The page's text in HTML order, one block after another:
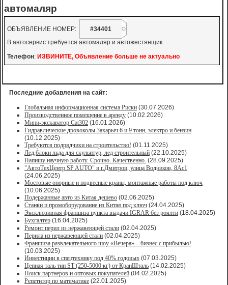
автомаляр
ОБЪЯВЛЕНИЕ НОМЕР:
#34401
В автосервис требуется автомаляр и автожестянщик
Телефон: ИЗВИНИТЕ, Объявление больше не актуально
Последние добавления на сайт:
Глобальная информационная система Риски (30.07.2026)
Производственное помещение в аренду (10.02.2026)
Мини-экскаватор Cat302 (16.01.2026)
Гидравлические дровоколы Захарыч 6 и 9 тонн, электро и бензин
(10.12.2025)
Требуются подрядчики на строительство! (01.11.2025)
Лед,блоки льда для скульптур, лед строительный (22.10.2025)
Напишу научную работу. Срочно. Качественно. (28.09.2025)
"АвтоТехЦентр SP AUTO" в г.Дмитров, улица Водников, 8Ас1
(24.06.2025)
Мостовые опорные и подвесные краны, монтажные работы под ключ
(10.06.2025)
Подержанные авто из Китая дешево (02.06.2025)
Станки и промоборудование из Китая под ключ (24.04.2025)
Эксклюзивная франшиза пункта выдачи IGRAR без роялти (18.04.2025)
Бухгалтер (16.04.2025)
Ремонт перил из нержавеющей стали (02.04.2025)
Перила из нержавеющей стали (02.04.2025)
Франшиза развлекательного шоу «Вечера» – бизнес с прибылью!
(10.03.2025)
Инвестиции в спецтехнику под 40% годовых (07.03.2025)
Цепная таль тип ST (250-5000 кг) от КранШталь (14.02.2025)
Поиск партнеров и оптовых покупателей (04.02.2025)
Репетитор по математике (22.01.2025)